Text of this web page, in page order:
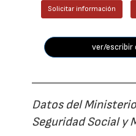
Solicitar información
ver/escribir
Datos del
Seguridad Social y